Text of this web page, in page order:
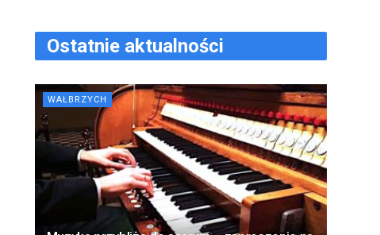
Ostatnie aktualności
WAŁBRZYCH